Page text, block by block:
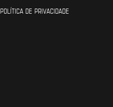
POLÍTICA DE PRIVACIDADE